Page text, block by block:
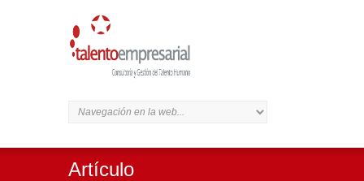
Artículo